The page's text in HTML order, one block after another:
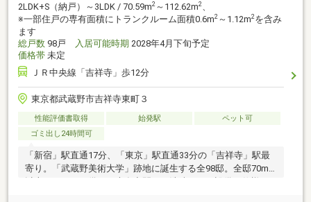
2LDK+S（納戸）～3LDK / 70.59m2 ～112.62m2、
※一部住戸の専有面積にトランクルーム面積0.6m2 ～1.12m2を含み
ます
総戸数 98戸 入居可能時期 2028年4月下旬予定
価格帯 未定
ＪＲ中央線「吉祥寺」歩12分
東京都武蔵野市吉祥寺東町３
性能評価書取得 始発駅
ペット可
ゴミ出し24時間可
「新宿」駅直通17分、「東京」駅直通33分の「吉祥寺」駅最
寄り。「武蔵野美術大学」跡地に誕生する全98邸。全邸70m